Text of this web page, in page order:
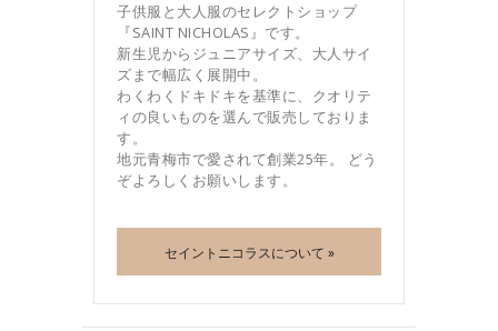
子供服と大人服のセレクトショップ
『SAINT NICHOLAS』です。
新生児からジュニアサイズ、大人サイ
ズまで幅広く展開中。
わくわくドキドキを基準に、クオリテ
ィの良いものを選んで販売しておりま
す。
地元青梅市で愛されて創業25年。 どう
ぞよろしくお願いします。
セイントニコラスについて »